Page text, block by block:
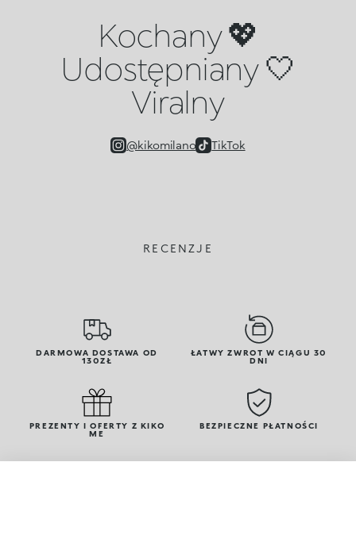
Kochany 💖
Udostępniany 🤍
Viralny
@kikomilano TikTok
RECENZJE
DARMOWA DOSTAWA OD
130ZŁ
ŁATWY ZWROT W CIĄGU 30
DNI
PREZENTY I OFERTY Z KIKO
ME
BEZPIECZNE PŁATNOŚCI